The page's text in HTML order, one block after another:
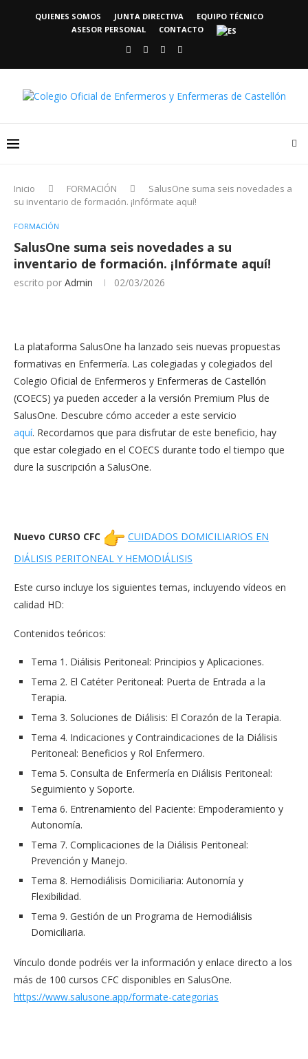
QUIENES SOMOS JUNTA DIRECTIVA
EQUIPO TÉCNICO
ASESOR PERSONAL
CONTACTO
Inicio FORMACIÓN
SalusOne suma seis novedades a
su inventario de formación. ¡Infórmate aquí!
FORMACIÓN
SalusOne suma seis novedades a su
inventario de formación. ¡Infórmate aquí!
escrito por Admin 02/03/2026
La plataforma SalusOne ha lanzado seis nuevas propuestas
formativas en Enfermería. Las colegiadas y colegiados del
Colegio Oficial de Enfermeros y Enfermeras de Castellón
(COECS) ya pueden acceder a la versión Premium Plus de
SalusOne. Descubre cómo acceder a este servicio
aquí. Recordamos que para disfrutar de este beneficio, hay
que estar colegiado en el COECS durante todo el tiempo que
dure la suscripción a SalusOne.
Nuevo CURSO CFC
CUIDADOS DOMICILIARIOS EN
DIÁLISIS PERITONEAL Y HEMODIÁLISIS
Este curso incluye los siguientes temas, incluyendo vídeos en
calidad HD:
Contenidos teóricos:
Tema 1. Diálisis Peritoneal: Principios y Aplicaciones.
Tema 2. El Catéter Peritoneal: Puerta de Entrada a la
Terapia.
Tema 3. Soluciones de Diálisis: El Corazón de la Terapia.
Tema 4. Indicaciones y Contraindicaciones de la Diálisis
Peritoneal: Beneficios y Rol Enfermero.
Tema 5. Consulta de Enfermería en Diálisis Peritoneal:
Seguimiento y Soporte.
Tema 6. Entrenamiento del Paciente: Empoderamiento y
Autonomía.
Tema 7. Complicaciones de la Diálisis Peritoneal:
Prevención y Manejo.
Tema 8. Hemodiálisis Domiciliaria: Autonomía y
Flexibilidad.
Tema 9. Gestión de un Programa de Hemodiálisis
Domiciliaria.
Vínculo donde podréis ver la información y enlace directo a los
más de 100 cursos CFC disponibles en SalusOne.
https://www.salusone.app/formate-categorias